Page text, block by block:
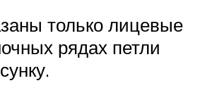
только лицевые
рядах петли